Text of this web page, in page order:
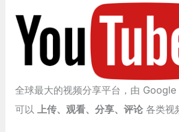
全球最大的视频分享平台，由
可以上传、观看、分享、评论 各类视